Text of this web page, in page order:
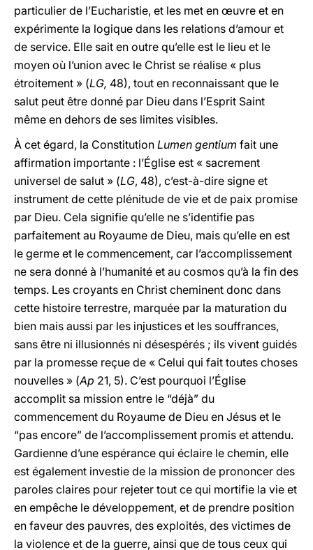
particulier de l’Eucharistie, et les met en œuvre et en
expérimente la logique dans les relations d’amour et
de service. Elle sait en outre qu’elle est le lieu et le
moyen où l’union avec le Christ se réalise « plus
étroitement » (LG, 48), tout en reconnaissant que le
salut peut être donné par Dieu dans l’Esprit Saint
même en dehors de ses limites visibles.
À cet égard, la Constitution Lumen gentium fait une
affirmation importante : l’Église est « sacrement
universel de salut » (LG, 48), c’est-à-dire signe et
instrument de cette plénitude de vie et de paix promise
par Dieu. Cela signifie qu’elle ne s’identifie pas
parfaitement au Royaume de Dieu, mais qu’elle en est
le germe et le commencement, car l’accomplissement
ne sera donné à l’humanité et au cosmos qu’à la fin des
temps. Les croyants en Christ cheminent donc dans
cette histoire terrestre, marquée par la maturation du
bien mais aussi par les injustices et les souffrances,
sans être ni illusionnés ni désespérés ; ils vivent guidés
par la promesse reçue de « Celui qui fait toutes choses
nouvelles » (Ap 21, 5). C’est pourquoi l’Église
accomplit sa mission entre le “déjà” du
commencement du Royaume de Dieu en Jésus et le
“pas encore” de l’accomplissement promis et attendu.
Gardienne d’une espérance qui éclaire le chemin, elle
est également investie de la mission de prononcer des
paroles claires pour rejeter tout ce qui mortifie la vie et
en empêche le développement, et de prendre position
en faveur des pauvres, des exploités, des victimes de
la violence et de la guerre, ainsi que de tous ceux qui